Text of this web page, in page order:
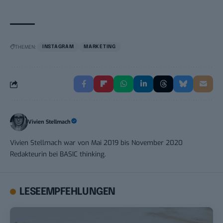
THEMEN: INSTAGRAM MARKETING
Vivien Stellmach
Vivien Stellmach war von Mai 2019 bis November 2020
Redakteurin bei BASIC thinking.
LESEEMPFEHLUNGEN